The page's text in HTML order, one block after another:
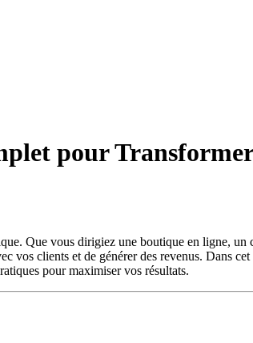
pour
Que vous dirigiez une boutique en ligne,
clients et de générer des revenus. Dans
pour maximiser vos résultats.